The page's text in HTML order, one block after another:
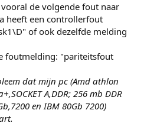
de volgende fout naar
heeft een controllerfout
of ook dezelfde melding
foutmelding: "pariteitsfout
dat mijn pc (Amd athlon
A,DDR; 256 mb DDR
en IBM 80Gb 7200)